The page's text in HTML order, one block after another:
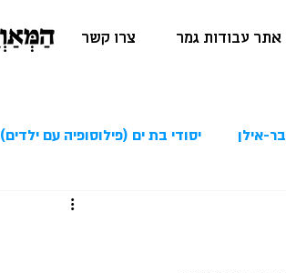
צרו קשר אתר עבודות גמר
בר-אילן יסודי בת ים (פילוסופיה עם ילדים)